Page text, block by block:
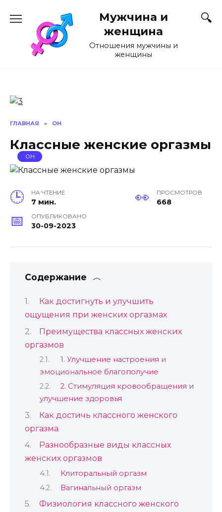
содержанию
Мужчина и
женщина
Отношения мужчины и
женщины
ГЛАВНАЯ » ОН
Классные женские оргазмы
ОН
НА ЧТЕНИЕ
7 мин.
ПРОСМОТРОВ
668
ОПУБЛИКОВАНО
30-09-2023
Содержание
Как достигнуть и улучшить
ощущения при женских оргазмах
Преимущества классных женских
оргазмов
1. Улучшение настроения и
эмоциональное благополучие
2. Стимуляция кровообращения и
улучшение здоровья
Как достичь классного женского
оргазма
Разнообразные виды классных
женских оргазмов
Клиторальный оргазм
Вагинальный оргазм
Физиология классного женского